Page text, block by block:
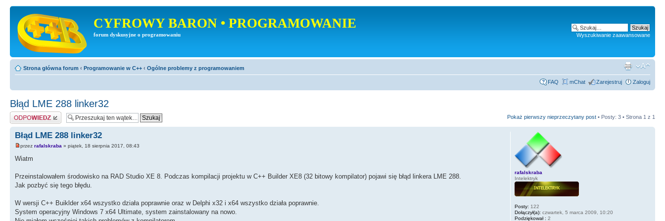
CYFROWY BARON • PROGRAMOWANIE
forum dyskusyjne o programowaniu Wyszukiwanie zaawansowane
Strona główna forum ‹ Programowanie w C++ ‹ Ogólne problemy z programowaniem
FAQ mChat Zarejestruj Zaloguj
Błąd LME 288 linker32
Odpowiedz Pokaż pierwszy nieprzeczytany post • Posty: 3 • Strona 1 z 1
Błąd LME 288 linker32
przez rafalskraba » piątek, 18 sierpnia 2017, 08:43
Wiatm
Przeinstalowałem środowisko na RAD Studio XE 8. Podczas kompilacji projektu w C++ Builder XE8 (32 bitowy kompilator) pojawi się błąd linkera LME 288.
Jak pozbyć się tego błędu.
W wersji C++ Buiklder x64 wszystko działa poprawnie oraz w Delphi x32 i x64 wszystko działa poprawnie.
System operacyjny Windows 7 x64 Ultimate, system zainstalowany na nowo.
rafalskraba
Intelektryk
Posty: 122
Dołączył(a): czwartek, 5 marca 2009, 10:20
Podziękował : 2